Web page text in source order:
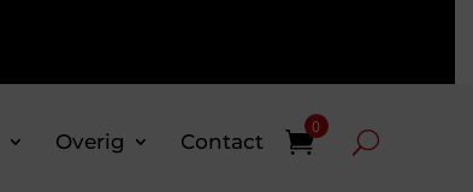
Overig Contact
0